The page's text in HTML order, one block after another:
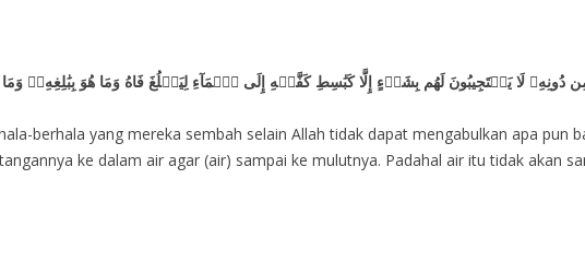
لَا يَسۡتَجِيبُونَ لَهُم بِشَيۡءٍ إِلَّا كَبَٰسِطِ كَفَّيۡهِ إِلَى ٱلۡمَآءِ لِيَبۡلُغَ فَاهُ وَمَا هُوَ بِبَٰلِغِهِۦۚ
berhala yang mereka sembah selain Allah tidak dapat mengabulkan apa pun
ke dalam air agar (air) sampai ke mulutnya. Padahal air itu tidak akan